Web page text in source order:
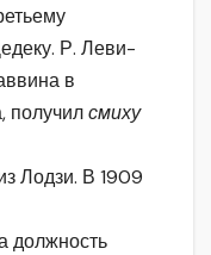
Р. Леви-
в
получилсмиху
Лодзи. В 1909
должность